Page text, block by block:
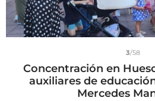
3/58
Concentración en
auxiliares de
Mercedes